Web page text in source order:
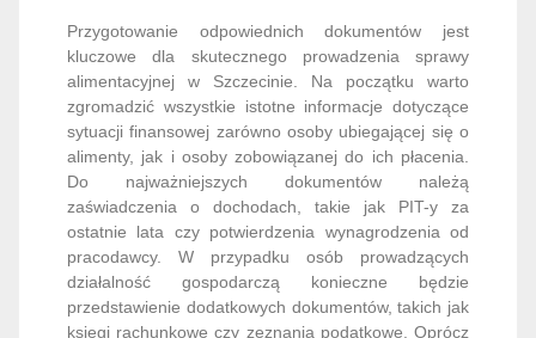
Przygotowanie odpowiednich dokumentów jest
kluczowe dla skutecznego prowadzenia sprawy
alimentacyjnej w Szczecinie. Na początku warto
zgromadzić wszystkie istotne informacje dotyczące
sytuacji finansowej zarówno osoby ubiegającej się o
alimenty, jak i osoby zobowiązanej do ich płacenia.
Do najważniejszych dokumentów należą
zaświadczenia o dochodach, takie jak PIT-y za
ostatnie lata czy potwierdzenia wynagrodzenia od
pracodawcy. W przypadku osób prowadzących
działalność gospodarczą konieczne będzie
przedstawienie dodatkowych dokumentów, takich jak
księgi rachunkowe czy zeznania podatkowe. Oprócz